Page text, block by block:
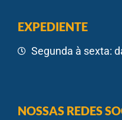
EXPEDIENTE
Segunda à sexta:
NOSSAS REDES